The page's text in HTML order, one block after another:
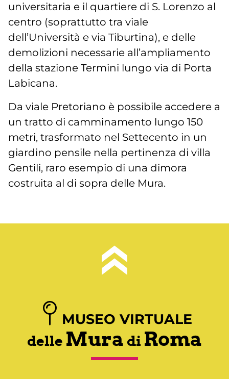
universitaria e il quartiere di S. Lorenzo al
centro (soprattutto tra viale
dell’Università e via Tiburtina), e delle
demolizioni necessarie all’ampliamento
della stazione Termini lungo via di Porta
Labicana.
Da viale Pretoriano è possibile accedere a
un tratto di camminamento lungo 150
metri, trasformato nel Settecento in un
giardino pensile nella pertinenza di villa
Gentili, raro esempio di una dimora
costruita al di sopra delle Mura.
MUSEO VIRTUALE
delle Mura di Roma